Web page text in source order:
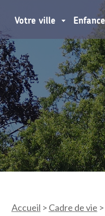
Votre ville
Accueil > Cadre de vie >